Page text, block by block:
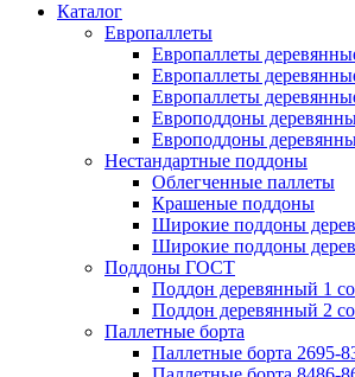
Каталог
Европаллеты
Европаллеты
Европаллеты
Европаллеты
Европоддоны
Европоддоны
Нестандартные поддоны
Облегченные паллеты
Крашеные поддоны
Широкие поддоны
Широкие поддоны
Поддоны ГОСТ
Поддон деревянный 1
Поддон деревянный 2
Паллетные борта
Паллетные борта 2695-